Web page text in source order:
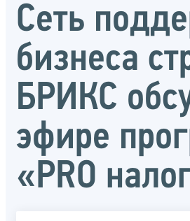
Сеть
бизнеса
БРИКС
эфире
«PRO